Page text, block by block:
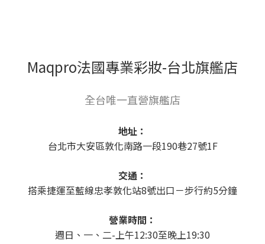
Maqpro法國專業彩妝-台北旗艦店
全台唯一直營旗艦店
地址：
台北市大安區敦化南路一段190巷27號1F
交通：
搭乘捷運至藍線忠孝敦化站8號出口－步行約5分鐘
營業時間：
週日、一、二-上午12:30至晚上19:30